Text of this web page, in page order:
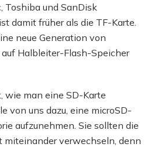
Toshiba und SanDisk
damit früher als die TF-Karte.
neue Generation von
Halbleiter-Flash-Speicher
wie man eine SD-Karte
von uns dazu, eine microSD-
aufzunehmen. Sie sollten die
miteinander verwechseln, denn